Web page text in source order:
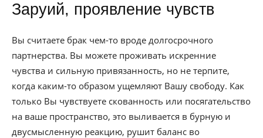
Заруий, проявление чувств
Вы считаете брак чем-то вроде долгосрочного
партнерства. Вы можете проживать искренние
чувства и сильную привязанность, но не терпите,
когда каким-то образом ущемляют Вашу свободу. Как
только Вы чувствуете скованность или посягательство
на ваше пространство, это выливается в бурную и
двусмысленную реакцию, рушит баланс во